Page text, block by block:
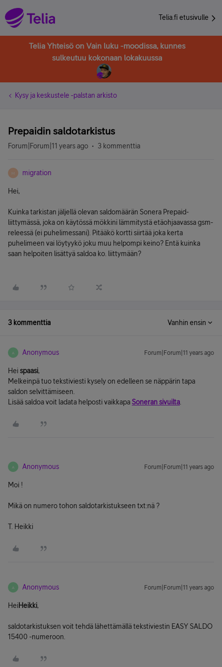
Telia.fi etusivulle
Telia Yhteisö on Vain luku -moodissa, kunnes
sulkeutuu kokonaan lokakuussa
Kysy ja keskustele -palstan arkisto
Prepaidin saldotarkistus
Forum|Forum|11 years ago 3 kommenttia
M migration
Hei,
Kuinka tarkistan jäljellä olevan saldomäärän Sonera Prepaid-
liittymässä, joka on käytössä mökkini lämmitystä etäohjaavassa gsm-
releessä (ei puhelimessani). Pitääkö kortti siirtää joka kerta
puhelimeen vai löytyykö joku muu helpompi keino? Entä kuinka
saan helpoiten lisättyä saldoa ko. liittymään?
3 kommenttia Vanhin ensin
A Anonymous Forum|Forum|11 years ago
Heispaasi,
Melkeinpä tuo tekstiviesti kysely on edelleen se näppärin tapa
saldon selvittämiseen.
Lisää saldoa voit ladata helposti vaikkapaSoneran sivuilta
A Anonymous Forum|Forum|11 years ago
Moi !
Mikä on numero tohon saldotarkistukseen txt:nä ?
T. Heikki
A Anonymous Forum|Forum|11 years ago
HeiHeikki,
saldotarkistuksen voit tehdä lähettämällä tekstiviestin EASY SALDO
15400 -numeroon.